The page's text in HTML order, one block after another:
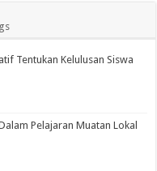
Tentukan Kelulusan Siswa
Pelajaran Muatan Lokal